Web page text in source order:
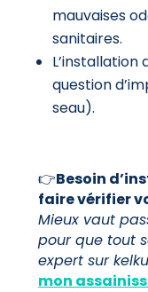
mauvaises
sanitaires.
question
seau).
👉Besoin
faire vérifier
Mieux vaut
pour que tout
expert sur
mon